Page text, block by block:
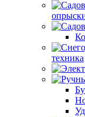
техника